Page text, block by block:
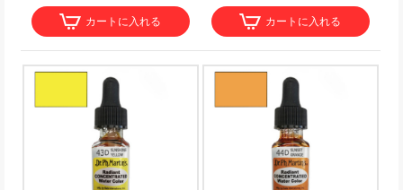
カートに入れる カートに入れる